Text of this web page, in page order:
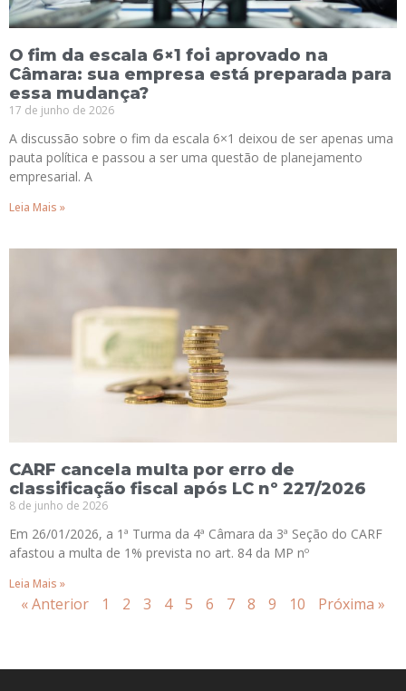
O fim da escala 6×1 foi aprovado na
Câmara: sua empresa está preparada para
essa mudança?
17 de junho de 2026
A discussão sobre o fim da escala 6×1 deixou de ser apenas uma
pauta política e passou a ser uma questão de planejamento
empresarial. A
Leia Mais »
CARF cancela multa por erro de
classificação fiscal após LC nº 227/2026
8 de junho de 2026
Em 26/01/2026, a 1ª Turma da 4ª Câmara da 3ª Seção do CARF
afastou a multa de 1% prevista no art. 84 da MP nº
Leia Mais »
« Anterior 1 2 3 4 5 6 7 8 9 10 Próxima »